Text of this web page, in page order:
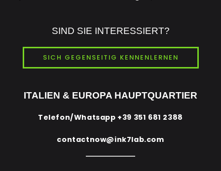
SIND SIE INTERESSIERT?
SICH GEGENSEITIG KENNENLERNEN
ITALIEN & EUROPA HAUPTQUARTIER
Telefon/Whatsapp +39 351 681 2388
contactnow@ink7lab.com